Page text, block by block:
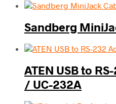
Sandberg
ATEN USB to
/ UC-232A